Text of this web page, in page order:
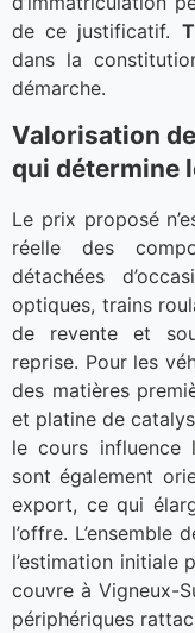
de ce justificatif.
dans la
démarche.
Valorisation
qui détermine
Le prix proposé
réelle des
détachées
optiques, trains
de revente et
reprise. Pour les
des matières
et platine de
le cours influence
sont également
export, ce qui
l’offre.
l’estimation initiale
couvre à Vigneux-
périphériques